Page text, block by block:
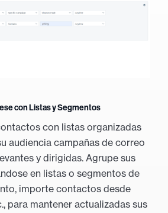
con Listas y Segmentos
con listas organizadas
audiencia campañas de correo
y dirigidas. Agrupe sus
en listas o segmentos de
importe contactos desde
para mantener actualizadas sus